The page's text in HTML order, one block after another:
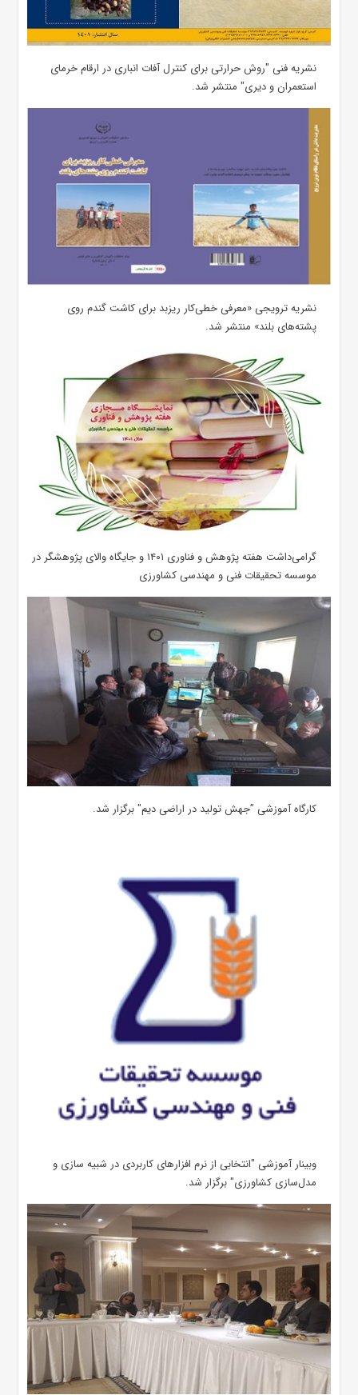
نشریه فنی "روش حرارتی برای کنترل آفات انباری در ارقام خرمای
استعمران و دیری" منتشر شد.
نشریه ترویجی «معرفی خطی‌کار ریزبد برای کاشت گندم روی
پشته‌های بلند» منتشر شد.
گرامی‌داشت هفته پژوهش و فناوری ۱۴۰۱ و جایگاه والای پژوهشگر در
موسسه تحقیقات فنی و مهندسی کشاورزی
کارگاه آموزشی ”جهش تولید در اراضی دیم" برگزار شد.
وبینار آموزشی "انتخابی از نرم افزارهای کاربردی در شبیه سازی و
مدل‌سازی کشاورزی" برگزار شد.